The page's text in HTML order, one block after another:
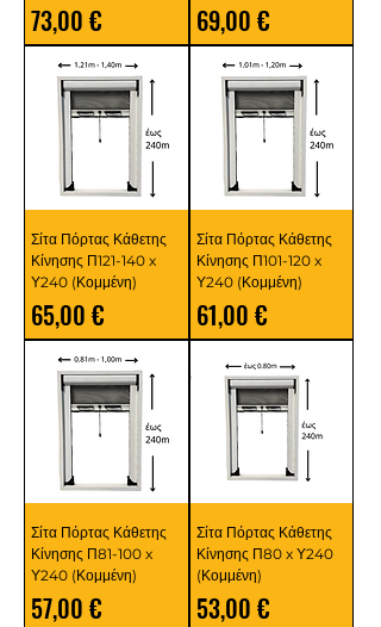
Τιμή
73,00 € Τιμή
69,00 €
Σίτα Πόρτας Κάθετης
Κίνησης Π121-140 x
Υ240 (Κομμένη)
Τιμή
65,00 €
Σίτα Πόρτας Κάθετης
Κίνησης Π101-120 x
Υ240 (Κομμένη)
Τιμή
61,00 €
Σίτα Πόρτας Κάθετης
Κίνησης Π81-100 x
Υ240 (Κομμένη)
Τιμή
57,00 €
Σίτα Πόρτας Κάθετης
Κίνησης Π80 x Υ240
(Κομμένη)
Τιμή
53,00 €